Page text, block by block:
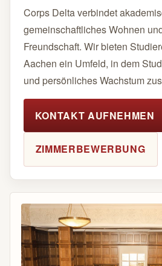
Corps Delta verbindet
gemeinschaftliches Wohnen
Freundschaft. Wir bieten
Aachen ein Umfeld, in dem
und persönliches Wachstum
KONTAKT AUFNEHMEN
ZIMMERBEWERBUNG